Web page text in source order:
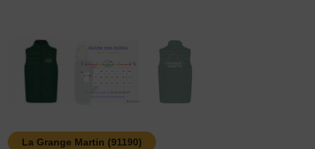
La Grange Martin (91190)